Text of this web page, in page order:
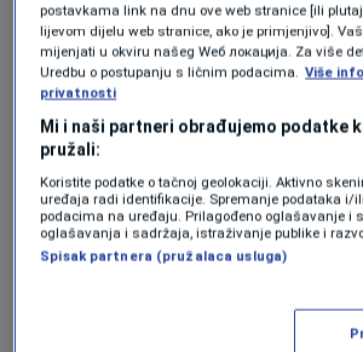
temeljno osušite prije nego ih
3. Čuvajte ih na suhom i
Jagode je najbolje čuvati u
da budu pravilno uskladištene.
staviti u plastičnu kutiju, posudu
koja upija vlagu. Nikada ih
postavkama link na dnu ove web stranice [ili
lijevom dijelu web stranice, ako je primjenjivo].
mijenjati u okviru našeg Wеб локација. Za više
Uredbu o postupanju s ličnim podacima. Više
privatnosti
Mi i naši partneri obrađujemo podatke
pružali:
Koristite podatke o tačnoj geolokaciji. Aktivno
uređaja radi identifikacije. Spremanje podataka i/
podacima na uređaju. Prilagođeno oglašavanje i
oglašavanja i sadržaja, istraživanje publike i
Spisak partnera (pružalaca usluga)